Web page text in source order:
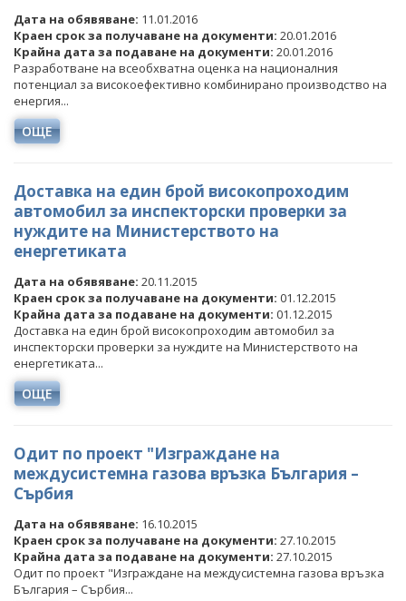
Дата на обявяване: 11.01.2016
Краен срок за получаване на документи: 20.01.2016
Крайна дата за подаване на документи: 20.01.2016
Разработване на всеобхватна оценка на националния
потенциал за високоефективно комбинирано производство на
енергия...
ОЩЕ
Доставка на един брой високопроходим
автомобил за инспекторски проверки за
нуждите на Министерството на
енергетиката
Дата на обявяване: 20.11.2015
Краен срок за получаване на документи: 01.12.2015
Крайна дата за подаване на документи: 01.12.2015
Доставка на един брой високопроходим автомобил за
инспекторски проверки за нуждите на Министерството на
енергетиката...
ОЩЕ
Одит по проект "Изграждане на
междусистемна газова връзка България –
Сърбия
Дата на обявяване: 16.10.2015
Краен срок за получаване на документи: 27.10.2015
Крайна дата за подаване на документи: 27.10.2015
Одит по проект "Изграждане на междусистемна газова връзка
България – Сърбия...